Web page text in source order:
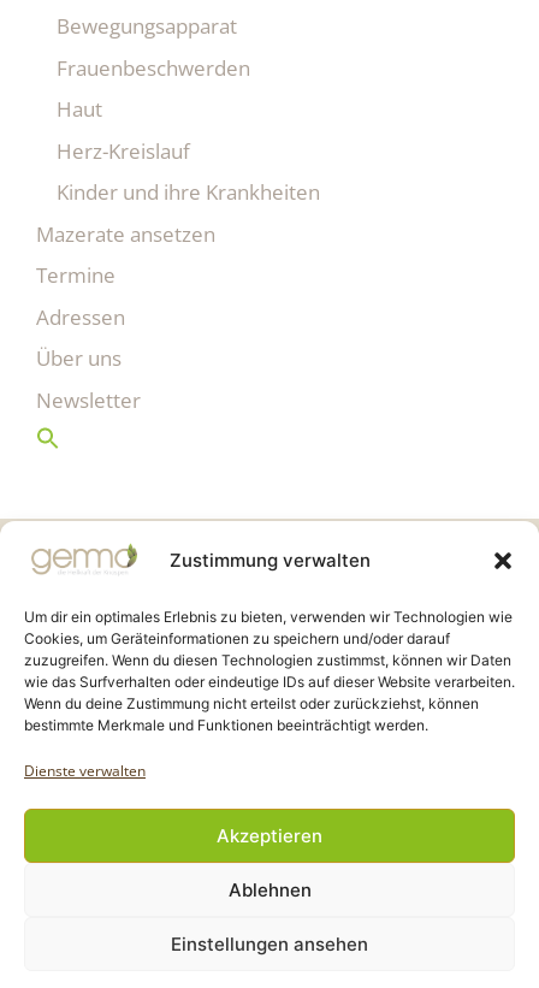
Zustimmung verwalten
Um dir ein optimales Erlebnis zu bieten, verwenden wir Technologien wie
Cookies, um Geräteinformationen zu speichern und/oder darauf
zuzugreifen. Wenn du diesen Technologien zustimmst, können wir Daten
wie das Surfverhalten oder eindeutige IDs auf dieser Website verarbeiten.
Wenn du deine Zustimmung nicht erteilst oder zurückziehst, können
bestimmte Merkmale und Funktionen beeinträchtigt werden.
Dienste verwalten
Akzeptieren
Ablehnen
Einstellungen ansehen
Bewegungsapparat
Frauenbeschwerden
Haut
Herz-Kreislauf
Kinder und ihre Krankheiten
Mazerate ansetzen
Termine
Adressen
Über uns
Newsletter
Gemmo Community
Birkenstr. 7
CH-6003 Luzern
info@gemmo.de
info@gemmo-community.at
Copyright Gemmo Community |